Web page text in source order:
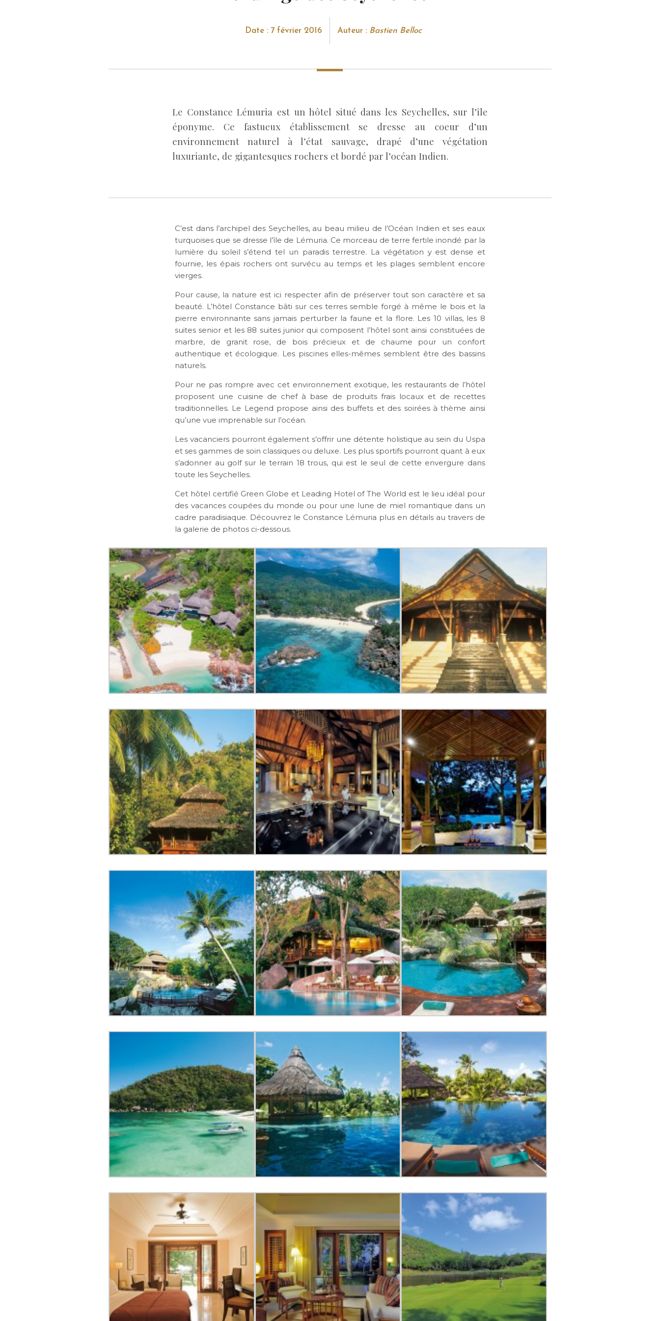
Date : 7 février 2016 Auteur : Bastien Belloc
Le Constance Lémuria est un hôtel situé dans les Seychelles, sur l’île
éponyme. Ce fastueux établissement se dresse au coeur d’un
environnement naturel à l’état sauvage, drapé d’une végétation
luxuriante, de gigantesques rochers et bordé par l’océan Indien.
C’est dans l’archipel des Seychelles, au beau milieu de l’Océan Indien et ses eaux
turquoises que se dresse l’île de Lémuria. Ce morceau de terre fertile inondé par la
lumière du soleil s’étend tel un paradis terrestre. La végétation y est dense et
fournie, les épais rochers ont survécu au temps et les plages semblent encore
vierges.
Pour cause, la nature est ici respecter afin de préserver tout son caractère et sa
beauté. L’hôtel Constance bâti sur ces terres semble forgé à même le bois et la
pierre environnante sans jamais perturber la faune et la flore. Les 10 villas, les 8
suites senior et les 88 suites junior qui composent l’hôtel sont ainsi constituées de
marbre, de granit rose, de bois précieux et de chaume pour un confort
authentique et écologique. Les piscines elles-mêmes semblent être des bassins
naturels.
Pour ne pas rompre avec cet environnement exotique, les restaurants de l’hôtel
proposent une cuisine de chef à base de produits frais locaux et de recettes
traditionnelles. Le Legend propose ainsi des buffets et des soirées à thème ainsi
qu’une vue imprenable sur l’océan.
Les vacanciers pourront également s’offrir une détente holistique au sein du Uspa
et ses gammes de soin classiques ou deluxe. Les plus sportifs pourront quant à eux
s’adonner au golf sur le terrain 18 trous, qui est le seul de cette envergure dans
toute les Seychelles.
Cet hôtel certifié Green Globe et Leading Hotel of The World est le lieu idéal pour
des vacances coupées du monde ou pour une lune de miel romantique dans un
cadre paradisiaque. Découvrez le Constance Lémuria plus en détails au travers de
la galerie de photos ci-dessous.